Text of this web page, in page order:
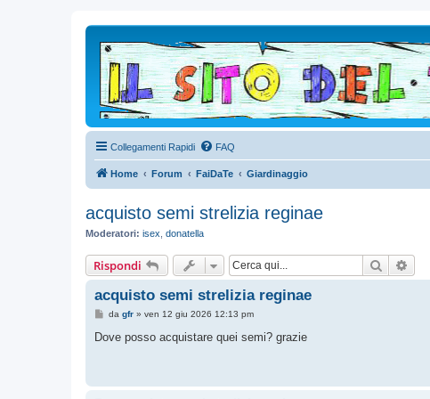
Collegamenti Rapidi FAQ
Home Forum FaiDaTe Giardinaggio
acquisto semi strelizia reginae
Moderatori: isex donatella
Rispondi Cerca
acquisto semi strelizia reginae
M
s
i
da gfr» ven 12 giu 2026 12:13 pm
Dove posso acquistare quei semi? grazie